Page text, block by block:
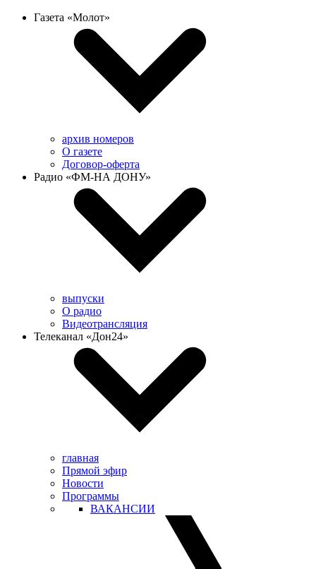
Газета «Молот»
архив номеров
О газете
Договор-оферта
Радио «ФМ-НА ДОНУ»
выпуски
О радио
Видеотрансляция
Телеканал «Дон24»
главная
Прямой эфир
Новости
Программы
ВАКАНСИИ